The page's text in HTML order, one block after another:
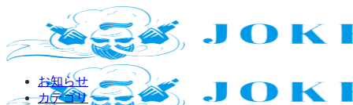
content
お知らせ
カテゴリ